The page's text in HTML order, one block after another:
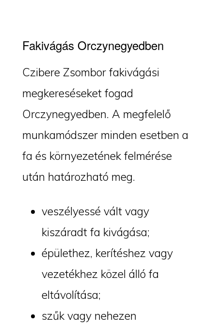
Fakivágás Orczynegyedben
Czibere Zsombor fakivágási
megkereséseket fogad
Orczynegyedben. A megfelelő
munkamódszer minden esetben a
fa és környezetének felmérése
után határozható meg.
veszélyessé vált vagy
kiszáradt fa kivágása;
épülethez, kerítéshez vagy
vezetékhez közel álló fa
eltávolítása;
szűk vagy nehezen